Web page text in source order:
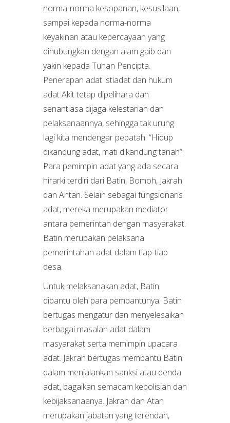
norma-norma kesopanan, kesusilaan,
sampai kepada norma-norma
keyakinan atau kepercayaan yang
dihubungkan dengan alam gaib dan
yakin kepada Tuhan Pencipta.
Penerapan adat istiadat dan hukum
adat Akit tetap dipelihara dan
senantiasa dijaga kelestarian dan
pelaksanaannya, sehingga tak urung
lagi kita mendengar pepatah: “Hidup
dikandung adat, mati dikandung tanah”.
Para pemimpin adat yang ada secara
hirarki terdiri dari Batin, Bomoh, Jakrah
dan Antan. Selain sebagai fungsionaris
adat, mereka merupakan mediator
antara pemerintah dengan masyarakat.
Batin merupakan pelaksana
pemerintahan adat dalam tiap-tiap
desa.
Untuk melaksanakan adat, Batin
dibantu oleh para pembantunya. Batin
bertugas mengatur dan menyelesaikan
berbagai masalah adat dalam
masyarakat serta memimpin upacara
adat. Jakrah bertugas membantu Batin
dalam menjalankan sanksi atau denda
adat, bagaikan semacam kepolisian dan
kebijaksanaanya. Jakrah dan Atan
merupakan jabatan yang terendah,